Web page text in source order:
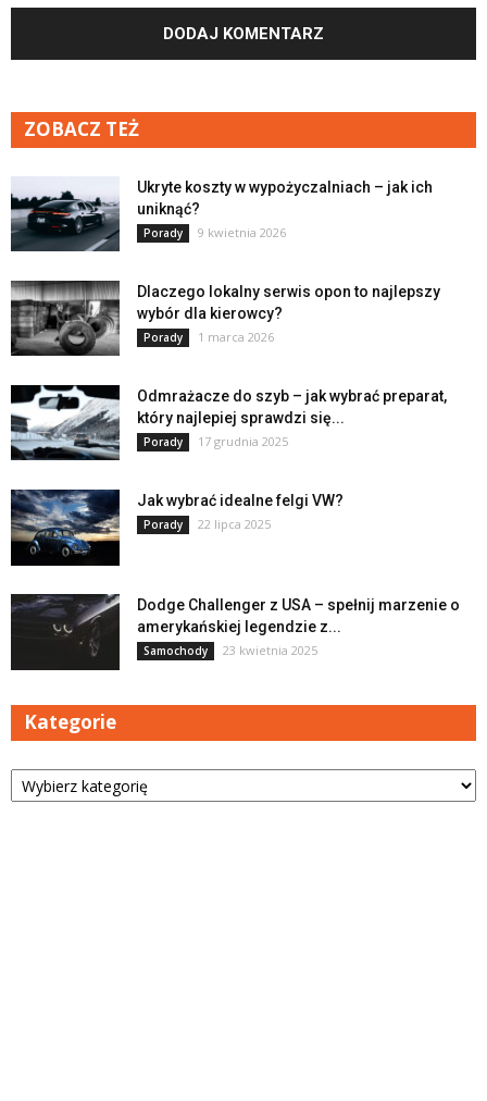
ZOBACZ TEŻ
Ukryte koszty w wypożyczalniach – jak ich
uniknąć?
Porady 9 kwietnia 2026
Dlaczego lokalny serwis opon to najlepszy
wybór dla kierowcy?
Porady 1 marca 2026
Odmrażacze do szyb – jak wybrać preparat,
który najlepiej sprawdzi się...
Porady 17 grudnia 2025
Jak wybrać idealne felgi VW?
Porady 22 lipca 2025
Dodge Challenger z USA – spełnij marzenie o
amerykańskiej legendzie z...
Samochody 23 kwietnia 2025
Kategorie
Kategorie